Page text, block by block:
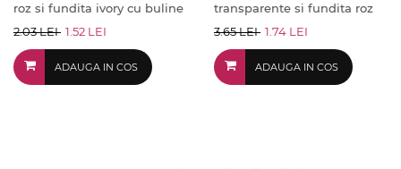
roz si fundita ivory cu buline
2.03 LEI 1.52 LEI
ADAUGA IN COS
transparente si fundita roz
3.65 LEI 1.74 LEI
ADAUGA IN COS